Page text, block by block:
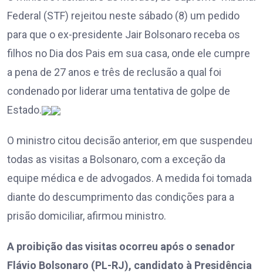
Federal (STF) rejeitou neste sábado (8) um pedido
para que o ex-presidente Jair Bolsonaro receba os
filhos no Dia dos Pais em sua casa, onde ele cumpre
a pena de 27 anos e três de reclusão a qual foi
condenado por liderar uma tentativa de golpe de
Estado.
O ministro citou decisão anterior, em que suspendeu
todas as visitas a Bolsonaro, com a exceção da
equipe médica e de advogados. A medida foi tomada
diante do descumprimento das condições para a
prisão domiciliar, afirmou ministro.
A proibição das visitas ocorreu após o senador
Flávio Bolsonaro (PL-RJ), candidato à Presidência